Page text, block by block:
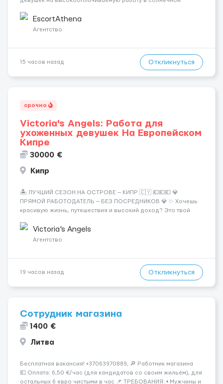
хорошие деньги 💶 — это предложение для тебя! 🔹
Требования: ✔️ Возраст от ...
EscortAthena
Агентство
15 часов назад Откликнуться
срочно
Victoria's Angels: Работа для
ухоженных девушек На Европейском
Кипре
30000 €
Кипр
🏝️ ЛУЧШИЙ СЕЗОН НА ОСТРОВЕ — КИПР 🇨🇾 💶💶💶 💎
ПРЯМОЙ РАБОТОДАТЕЛЬ — БЕЗ ПОСРЕДНИКОВ 💎 ✨ Хочешь
красивую жизнь, путешествия и высокий доход? Это твой
Опытная команда с годами практики — Стабильный поток
клиентов (без ...
Victoria's Angels
Агентство
19 часов назад Откликнуться
Сотрудник магазина
1400 €
Литва
Бесплатная вакансия! +37063970889, 🔎 Работник магазина
💶 Оплата: 6,50 €/час (для кандидатов со своим жильём), для
остальных 6 евро чистыми в час 📌 ТРЕБОВАНИЯ: • Мужчины и